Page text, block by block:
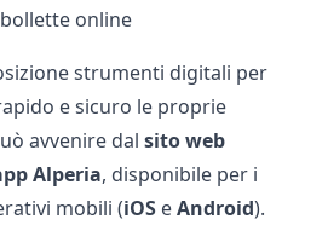
online
strumenti digitali per
e sicuro le proprie
avvenire dal sito web
Alperia, disponibile per i
mobili (iOS eAndroid).